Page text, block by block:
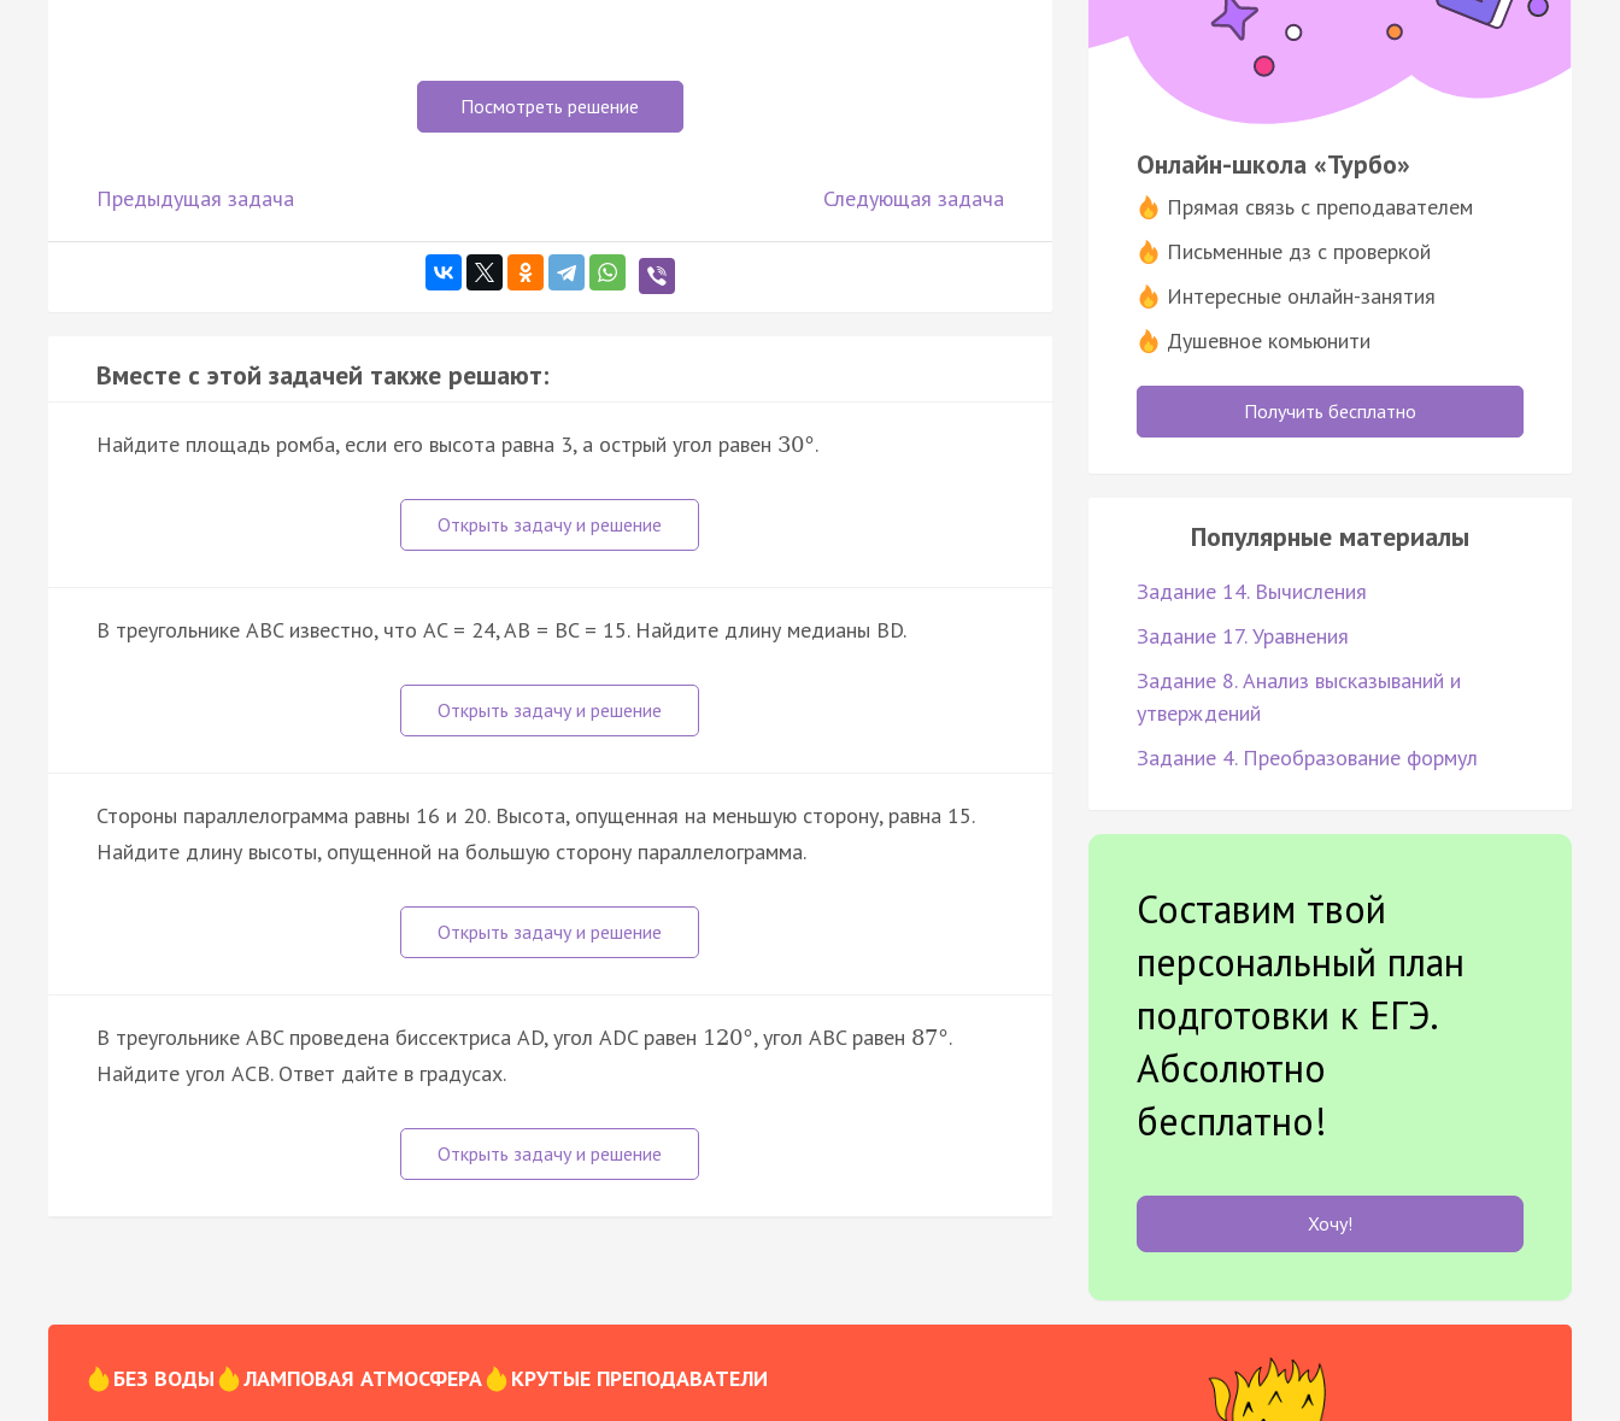
Посмотреть решение
Предыдущая задача Следующая задача
Вместе с этой задачей также решают:
Найдите площадь ромба, если его высота равна 3, а острый угол равен 30°.
В треугольнике ABC известно, что AC = 24, AB = BC = 15. Найдите длину медианы BD.
Стороны параллелограмма равны 16 и 20. Высота, опущенная на меньшую сторону, равна 15.
Найдите длину высоты, опущенной на большую сторону параллелограмма.
В треугольнике ABC проведена биссектриса AD, угол ADC равен 120°, угол ABC равен 87°.
Найдите угол ACB. Ответ дайте в градусах.
Онлайн-школа «Турбо»
Прямая связь с преподавателем
Письменные дз с проверкой
Интересные онлайн-занятия
Душевное комьюнити
Получить бесплатно
Популярные материалы
Задание 14. Вычисления
Задание 17. Уравнения
Задание 8. Анализ высказываний и
утверждений
Задание 4. Преобразование формул
Составим твой
персональный план
подготовки к ЕГЭ.
Абсолютно
бесплатно!
Хочу!
БЕЗ ВОДЫ ЛАМПОВАЯ АТМОСФЕРА КРУТЫЕ ПРЕПОДАВАТЕЛИ